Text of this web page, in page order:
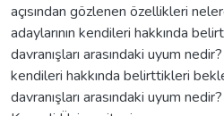
açısından gözlenen özellikleri
adaylarının kendileri hakkında
davranışları arasındaki uyum
kendileri hakkında belirttikleri
davranışları arasındaki uyum nedir?